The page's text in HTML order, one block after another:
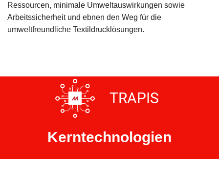
Ressourcen, minimale Umweltauswirkungen sowie
Arbeitssicherheit und ebnen den Weg für die
umweltfreundliche Textildrucklösungen.
TRAPIS
Kerntechnologien